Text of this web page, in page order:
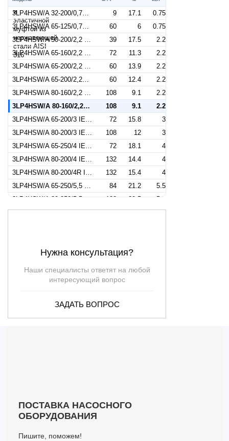
3LP4HSW/A 32-200/0,75 IE2 (Артикул 1843059104A) 9 17.1
0.75
3LP4HSW/A 65-125/0,75 IE2 (Артикул 1878359104A)
60 6
0.75
3LP4HSW/A 50-200/2,2 IE2 (Артикул 1863109104A)
39 17.5
2.2
3LP4HSW/A 65-160/2,2 IE2 (Артикул 1877409104A)
72 11.3
2.2
3LP4HSW/A 65-200/2,2 IE2 (Артикул 1876409104A)
60 13.9
2.2
3LP4HSW/A 65-200/2,2R IE2 (Артикул 1876409604A)
60 12.4
2.2
3LP4HSW/A 80-160/2,2 IE2 (Артикул 1403109104A)
108 9.1
2.2
3LP4HSW/A 80-160/2,2R IE2 (Артикул 1403099104A)
108 9.1
2.2
3LP4HSW/A 65-200/3 IE2 (Артикул 1876419104A)
72 15.8
3
3LP4HSW/A 80-200/3 IE2 (Артикул 1404119104A)
108 12
3
3LP4HSW/A 65-250/4 IE2 (Артикул 1402129104A)
72 18.1
4
3LP4HSW/A 80-200/4 IE2 (Артикул 1404129104A)
132 14.4
4
3LP4HSW/A 80-200/4R IE2 (Артикул 1404139104A)
132 15.4
4
3LP4HSW/A 65-250/5,5 IE2 (Артикул 1402139104A)
84 21.2
5.5
3LP4HSW/A 80-250/5,5 IE2 (Артикул 1405139104A)
108 20.5
5.5
3LP4HSW/A 80-250/5,5R IE2 (Артикул 1405339104A)
108 20.5 5.5
Нужна консультация?
Наши специалисты ответят на любой
интересующий вопрос
ЗАДАТЬ ВОПРОС
ПОСТАВКА НАСОСНОГО
ОБОРУДОВАНИЯ
Пишите, поможем!